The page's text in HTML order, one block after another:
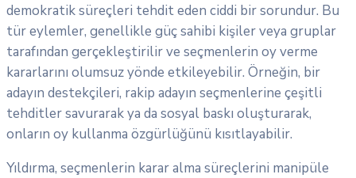
demokratik süreçleri tehdit eden ciddi bir sorundur. Bu
tür eylemler, genellikle güç sahibi kişiler veya gruplar
tarafından gerçekleştirilir ve seçmenlerin oy verme
kararlarını olumsuz yönde etkileyebilir. Örneğin, bir
adayın destekçileri, rakip adayın seçmenlerine çeşitli
tehditler savurarak ya da sosyal baskı oluşturarak,
onların oy kullanma özgürlüğünü kısıtlayabilir.
Yıldırma, seçmenlerin karar alma süreçlerini manipüle